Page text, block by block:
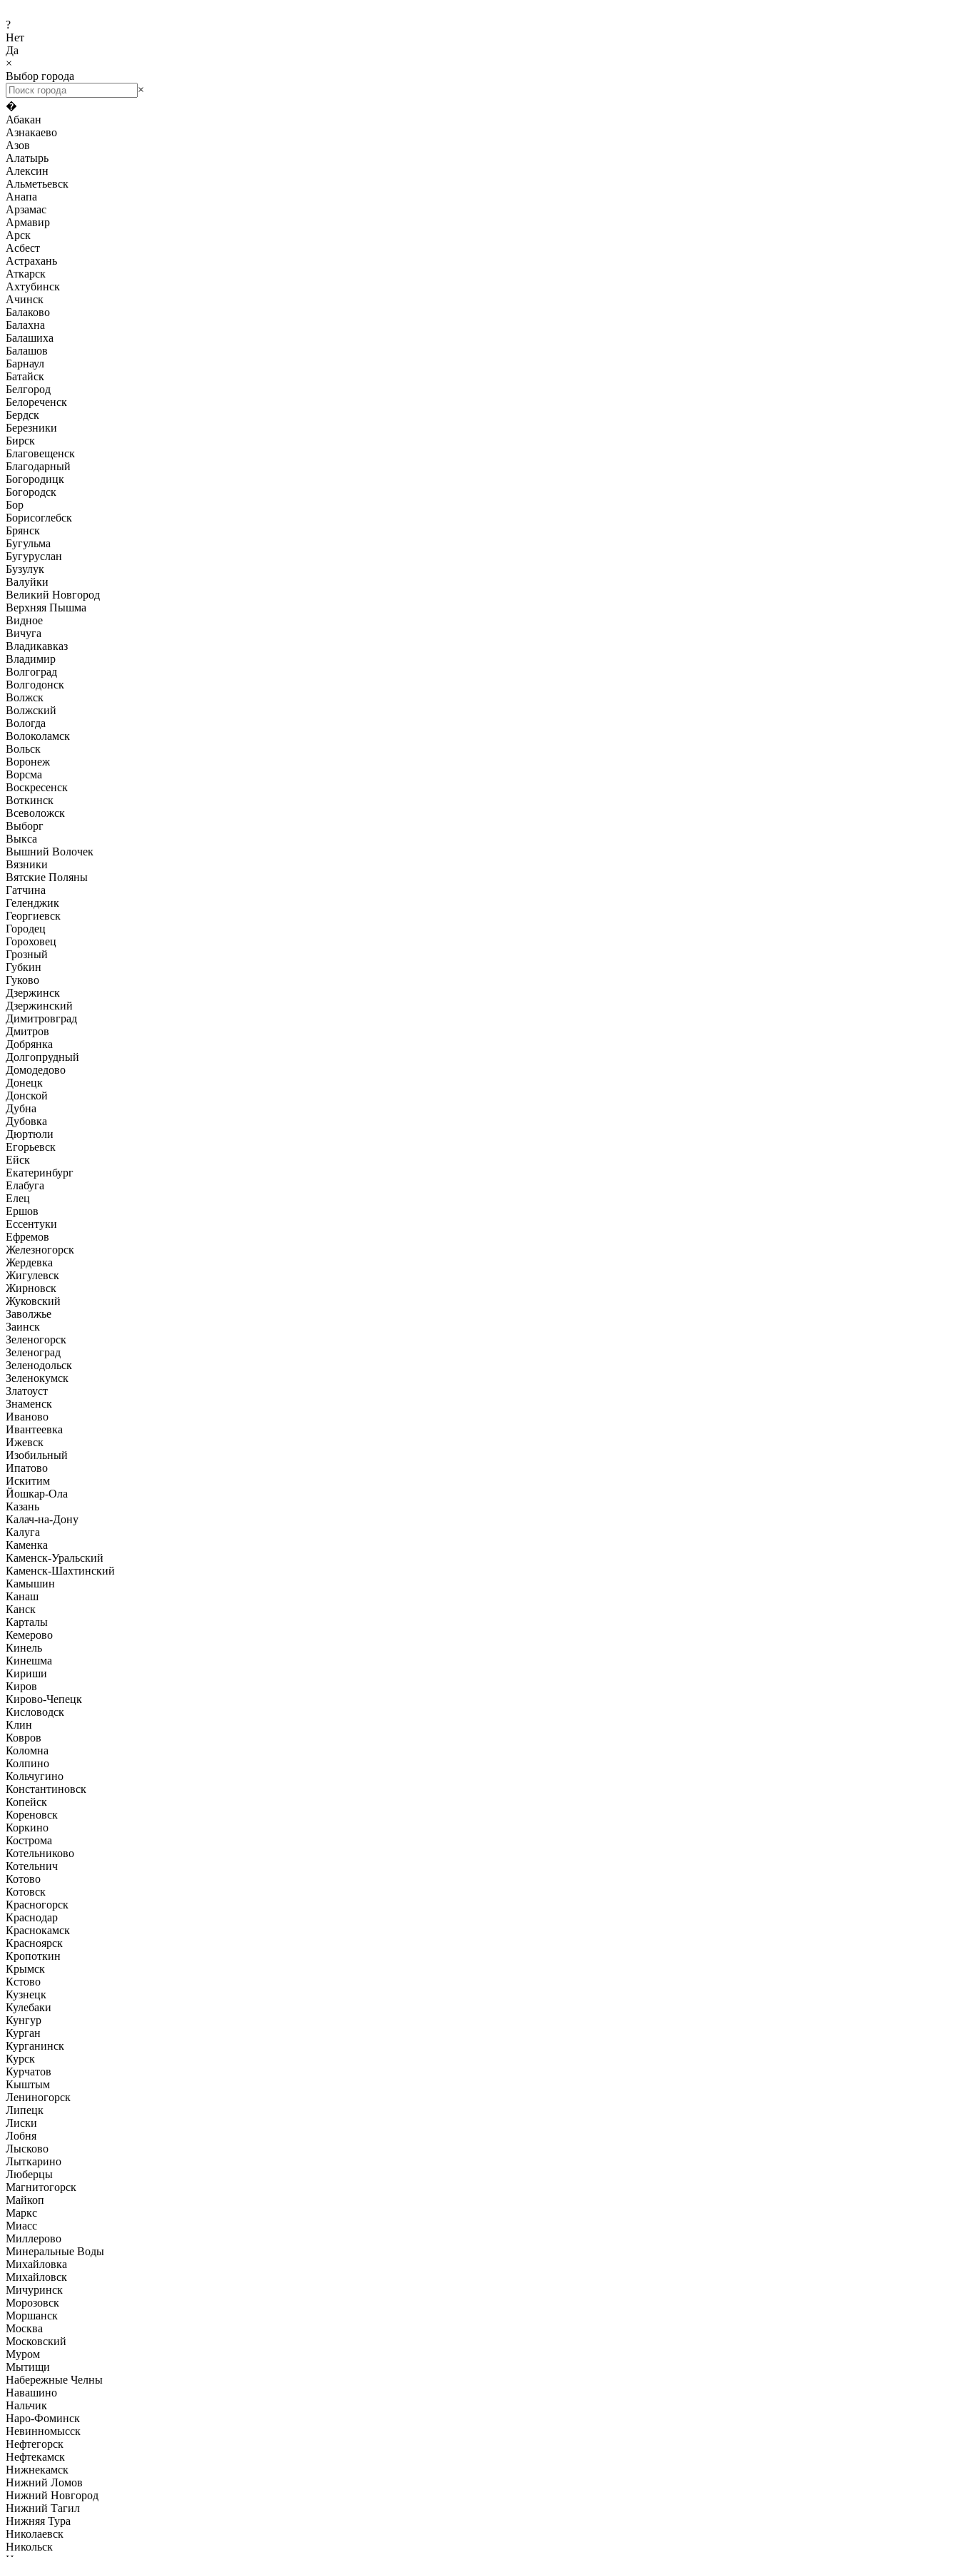
?
Нет
Да
×
Выбор города
×
�
Абакан
Азнакаево
Азов
Алатырь
Алексин
Альметьевск
Анапа
Арзамас
Армавир
Арск
Асбест
Астрахань
Аткарск
Ахтубинск
Ачинск
Балаково
Балахна
Балашиха
Балашов
Барнаул
Батайск
Белгород
Белореченск
Бердск
Березники
Бирск
Благовещенск
Благодарный
Богородицк
Богородск
Бор
Борисоглебск
Брянск
Бугульма
Бугуруслан
Бузулук
Валуйки
Великий Новгород
Верхняя Пышма
Видное
Вичуга
Владикавказ
Владимир
Волгоград
Волгодонск
Волжск
Волжский
Вологда
Волоколамск
Вольск
Воронеж
Ворсма
Воскресенск
Воткинск
Всеволожск
Выборг
Выкса
Вышний Волочек
Вязники
Вятские Поляны
Гатчина
Геленджик
Георгиевск
Городец
Гороховец
Грозный
Губкин
Гуково
Дзержинск
Дзержинский
Димитровград
Дмитров
Добрянка
Долгопрудный
Домодедово
Донецк
Донской
Дубна
Дубовка
Дюртюли
Егорьевск
Ейск
Екатеринбург
Елабуга
Елец
Ершов
Ессентуки
Ефремов
Железногорск
Жердевка
Жигулевск
Жирновск
Жуковский
Заволжье
Заинск
Зеленогорск
Зеленоград
Зеленодольск
Зеленокумск
Златоуст
Знаменск
Иваново
Ивантеевка
Ижевск
Изобильный
Ипатово
Искитим
Йошкар-Ола
Казань
Калач-на-Дону
Калуга
Каменка
Каменск-Уральский
Каменск-Шахтинский
Камышин
Канаш
Канск
Карталы
Кемерово
Кинель
Кинешма
Кириши
Киров
Кирово-Чепецк
Кисловодск
Клин
Ковров
Коломна
Колпино
Кольчугино
Константиновск
Копейск
Кореновск
Коркино
Кострома
Котельниково
Котельнич
Котово
Котовск
Красногорск
Краснодар
Краснокамск
Красноярск
Кропоткин
Крымск
Кстово
Кузнецк
Кулебаки
Кунгур
Курган
Курганинск
Курск
Курчатов
Кыштым
Лениногорск
Липецк
Лиски
Лобня
Лысково
Лыткарино
Люберцы
Магнитогорск
Майкоп
Маркс
Миасс
Миллерово
Минеральные Воды
Михайловка
Михайловск
Мичуринск
Морозовск
Моршанск
Москва
Московский
Муром
Мытищи
Набережные Челны
Навашино
Нальчик
Наро-Фоминск
Невинномысск
Нефтегорск
Нефтекамск
Нижнекамск
Нижний Ломов
Нижний Новгород
Нижний Тагил
Нижняя Тура
Николаевск
Никольск